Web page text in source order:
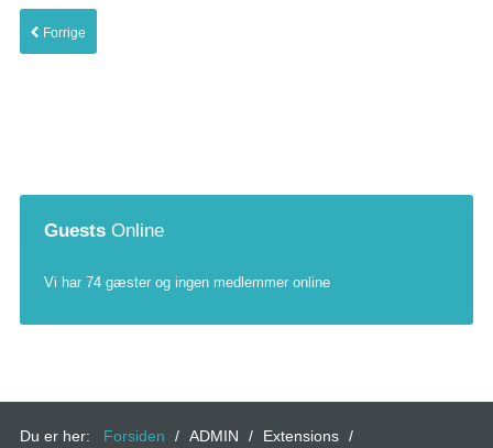
Forrige
Guests Online
Vi har 74 gæster og ingen medlemmer online
Du er her: Forsiden / ADMIN / Extensions /